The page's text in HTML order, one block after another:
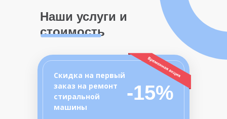
Наши услуги и
стоимость
Скидка на первый
заказ на ремонт
стиральной
машины
-15%